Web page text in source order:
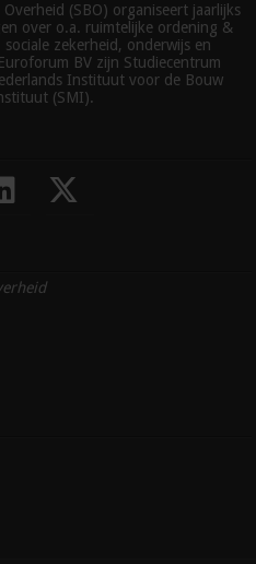
(SBO) organiseert jaarlijks
over o.a. ruimtelijke ordening &
zekerheid, onderwijs en
BV zijn Studiecentrum
Instituut voor de Bouw
(SMI).